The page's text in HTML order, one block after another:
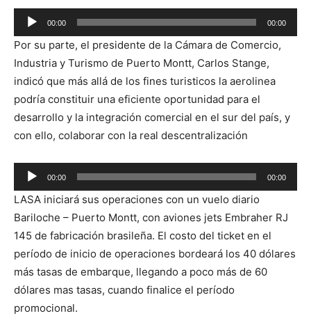
Reproductor
de
audio
00:00 00:00
Por su parte, el presidente de la Cámara de Comercio,
Industria y Turismo de Puerto Montt, Carlos Stange,
indicó que más allá de los fines turisticos la aerolinea
podría constituir una eficiente oportunidad para el
desarrollo y la integración comercial en el sur del país, y
con ello, colaborar con la real descentralización
Reproductor
de
audio
00:00 00:00
LASA iniciará sus operaciones con un vuelo diario
Bariloche – Puerto Montt, con aviones jets Embraher RJ
145 de fabricación brasileña. El costo del ticket en el
período de inicio de operaciones bordeará los 40 dólares
más tasas de embarque, llegando a poco más de 60
dólares mas tasas, cuando finalice el período
promocional.